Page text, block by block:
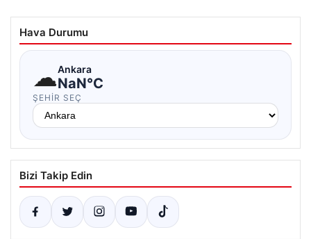
Hava Durumu
☁Ankara
NaN°C
ŞEHIR SEÇ
Bizi Takip Edin